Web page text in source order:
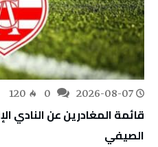
2026-08-07
120
قائمة المغادرين عن النادي
الصيفي